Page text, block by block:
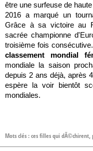
être une surfeuse de
2016 a marqué un
Grâce à sa victoire au
sacrée championne
troisième fois
classement mondial
mondiale la saison
depuis 2 ans déjà, après
espère la voir bientôt
mondiales.
Mots clés :ces filles qui dÃ©chirent,